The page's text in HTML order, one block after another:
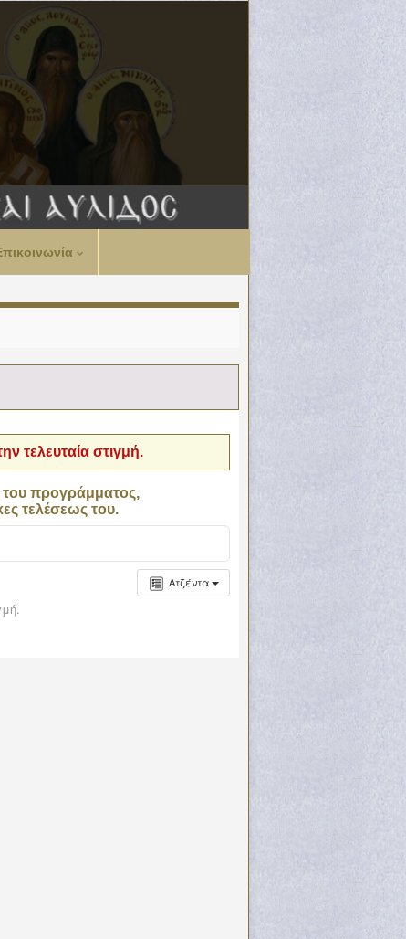
τελευταία στιγμή.
προγράμματος,
τελέσεως του.
Ατζέντα